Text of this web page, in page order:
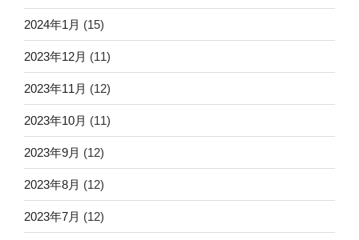
2024年1月 (15)
2023年12月 (11)
2023年11月 (12)
2023年10月 (11)
2023年9月 (12)
2023年8月 (12)
2023年7月 (12)